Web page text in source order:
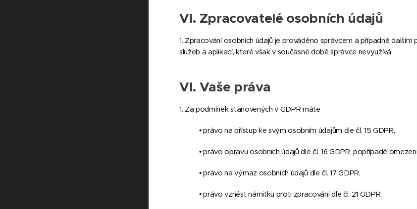
VI. Zpracovatelé osobních údajů
1. Zpracování osobních údajů je prováděno správcem a případně
služeb a aplikací, které však v současné době správce nevyužívá.
VI. Vaše práva
1. Za podmínek stanovených v GDPR máte
• právo na přístup ke svým osobním údajům dle čl. 15 GDPR,
• právo opravu osobních údajů dle čl. 16 GDPR, popřípadě
• právo na výmaz osobních údajů dle čl. 17 GDPR,
• právo vznést námitku proti zpracování dle čl. 21 GDPR,